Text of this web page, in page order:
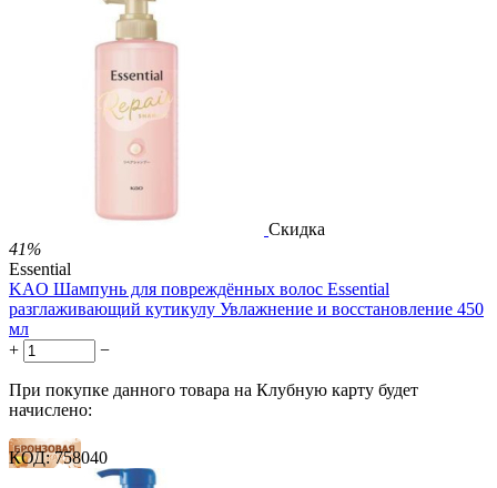
28 баллов
47 баллов
1 578.00 Р
за 1.00 мл
Скидка
41%
Essential
KAO Шампунь для повреждённых волос Essential
разглаживающий кутикулу Увлажнение и восстановление 450
мл
+
−
При покупке данного товара на Клубную карту будет
начислено:
19 баллов
КОД: 758040